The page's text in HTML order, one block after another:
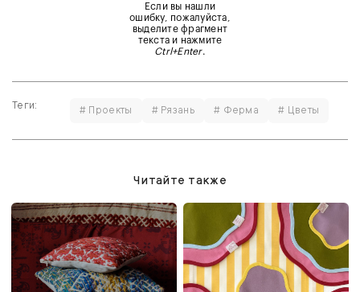
Если вы нашли
ошибку, пожалуйста,
выделите фрагмент
текста и нажмите
Ctrl+Enter.
Теги: # Проекты # Рязань # Ферма # Цветы
Читайте также